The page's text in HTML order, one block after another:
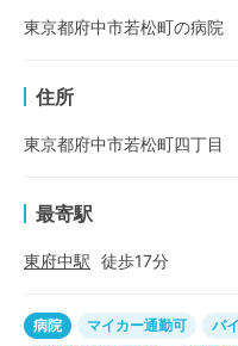
東京都府中市若松町の病院
住所
東京都府中市若松町四丁目
最寄駅
東府中駅 徒歩17分
病院 マイカー通勤可 バ